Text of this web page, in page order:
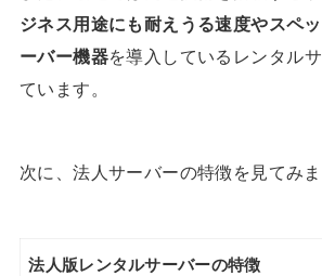
ジネス用途にも耐えうる速度やスペ
ーバー機器を導入しているレンタル
ています。
次に、法人サーバーの特徴を見てみま
法人版レンタルサーバーの特徴